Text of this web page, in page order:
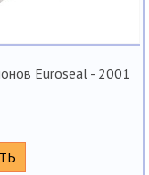
Euroseal - 2001